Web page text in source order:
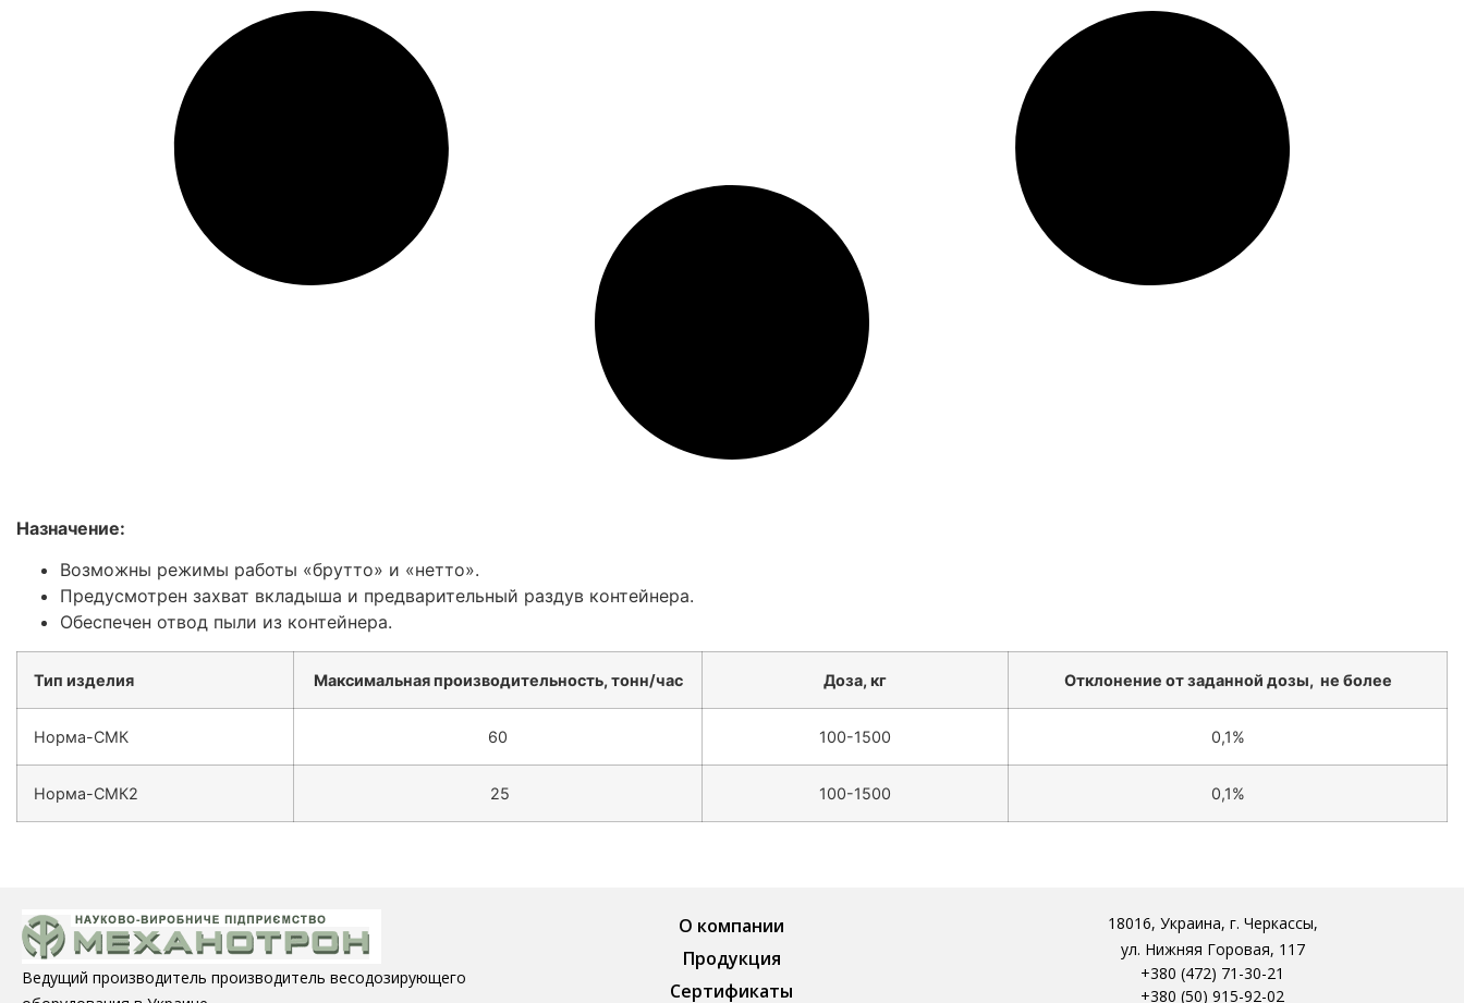
Назначение:
Возможны режимы работы «брутто» и «нетто».
Предусмотрен захват вкладыша и предварительный раздув контейнера.
Обеспечен отвод пыли из контейнера.
Тип изделия Максимальная производительность, тонн/час Доза, кг Отклонение от заданной дозы, не более
Норма-СМК 60 100-1500 0,1%
Норма-СМК2 25 100-1500 0,1%
Ведущий производитель производитель весодозирующего
О компании
Продукция
Сертификаты
18016, Украина, г. Черкассы,
ул. Нижняя Горовая, 117
+380 (472) 71-30-21
+380 (50) 915-92-02